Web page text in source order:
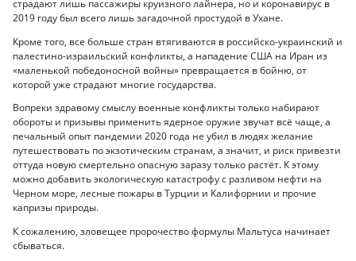
страдают лишь пассажиры круизного лайнера, но и коронавирус в
2019 году был всего лишь загадочной простудой в Ухане.
Кроме того, все больше стран втягиваются в российско-украинский и
палестино-израильский конфликты, а нападение США на Иран из
«маленькой победоносной войны» превращается в бойню, от
которой уже страдают многие государства.
Вопреки здравому смыслу военные конфликты только набирают
обороты и призывы применить ядерное оружие звучат всё чаще, а
печальный опыт пандемии 2020 года не убил в людях желание
путешествовать по экзотическим странам, а значит, и риск привезти
оттуда новую смертельно опасную заразу только растёт. К этому
можно добавить экологическую катастрофу с разливом нефти на
Черном море, лесные пожары в Турции и Калифорнии и прочие
капризы природы.
К сожалению, зловещее пророчество формулы Мальтуса начинает
сбываться.